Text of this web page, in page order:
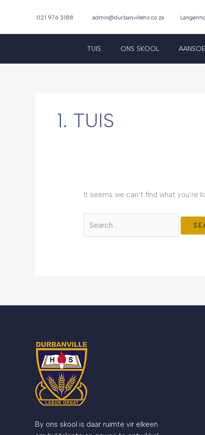
021 976 3188 admin@durbanvillehs.co.za
TUIS ONS SKOOL
1. TUIS
It seems we can’t find what you’re
By ons skool is daar ruimte vir elkeen